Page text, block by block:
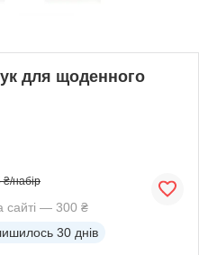
для щоденного
₴/набір
сайті — 300 ₴
30 днів